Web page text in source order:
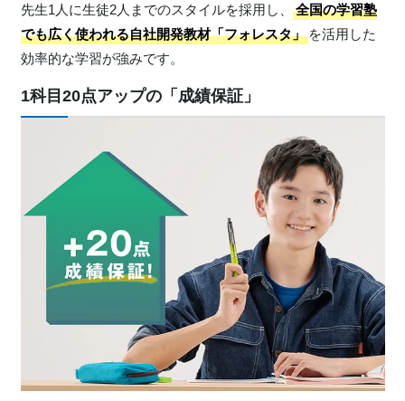
先生1人に生徒2人までのスタイルを採用し、
全国の学習塾
でも広く使われる自社開発教材「フォレスタ」を活用した
効率的な学習が強みです。
1科目20点アップの「成績保証」